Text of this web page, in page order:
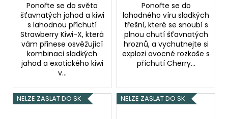
Ponořte se do světa
šťavnatých jahod a kiwi
s lahodnou příchutí
Strawberry Kiwi-X, která
vám přinese osvěžující
kombinaci sladkých
jahod a exotického kiwi
v...
Ponořte se do
lahodného víru sladkých
třešní, které se snoubí s
plnou chutí šťavnatých
hroznů, a vychutnejte si
explozi ovocné rozkoše s
příchutí Cherry...
NELZE ZASLAT DO SK NELZE ZASLAT DO SK